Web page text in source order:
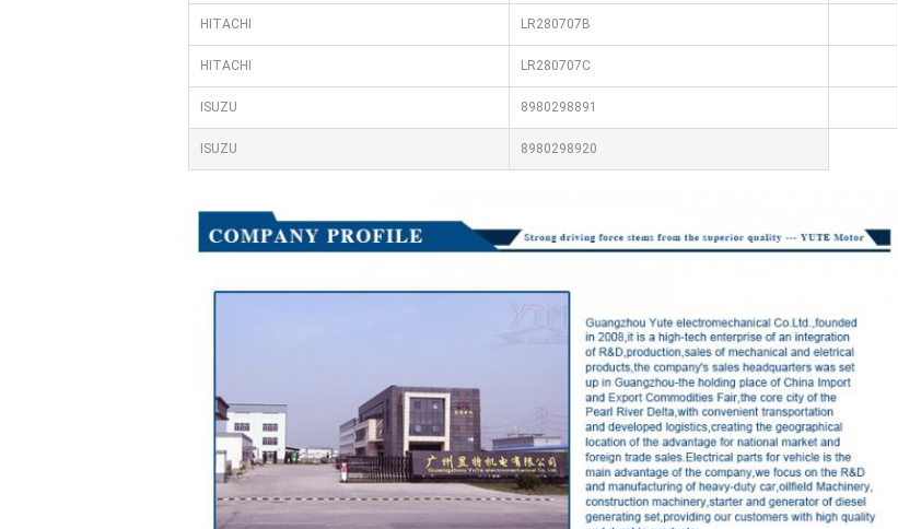
HITACHI LR280707B
HITACHI LR280707C
ISUZU 8980298891
ISUZU 8980298920